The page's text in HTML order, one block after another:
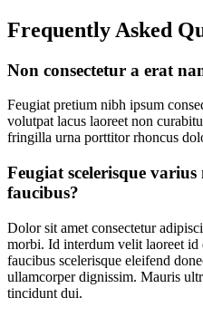
Frequently Asked
Non consectetur a erat
Feugiat pretium nibh ipsum
volutpat lacus laoreet non
fringilla urna porttitor rhoncus
Feugiat scelerisque
faucibus?
Dolor sit amet consectetur
morbi. Id interdum velit laoreet
faucibus scelerisque eleifend
ullamcorper dignissim. Mauris
tincidunt dui.